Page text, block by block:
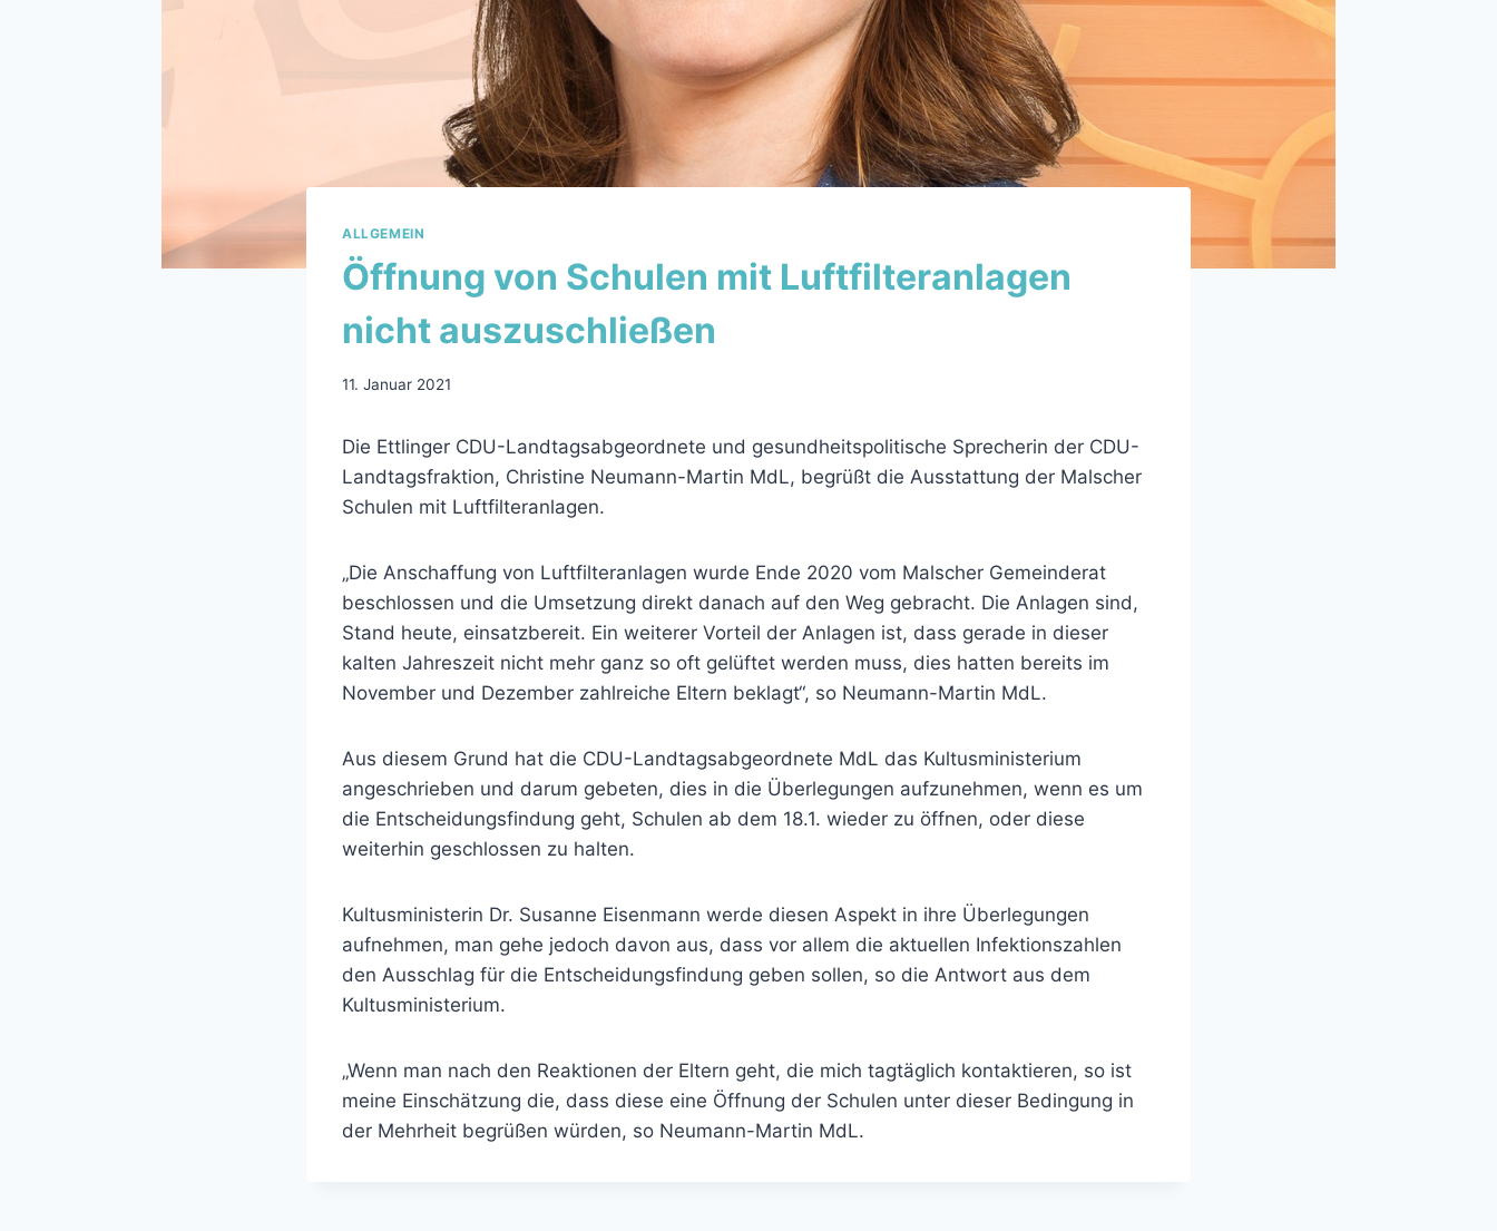
ALLGEMEIN
Öffnung von Schulen mit Luftfilteranlagen
nicht auszuschließen
11. Januar 2021
Die Ettlinger CDU-Landtagsabgeordnete und gesundheitspolitische Sprecherin der CDU-
Landtagsfraktion, Christine Neumann-Martin MdL, begrüßt die Ausstattung der Malscher
Schulen mit Luftfilteranlagen.
„Die Anschaffung von Luftfilteranlagen wurde Ende 2020 vom Malscher Gemeinderat
beschlossen und die Umsetzung direkt danach auf den Weg gebracht. Die Anlagen sind,
Stand heute, einsatzbereit. Ein weiterer Vorteil der Anlagen ist, dass gerade in dieser
kalten Jahreszeit nicht mehr ganz so oft gelüftet werden muss, dies hatten bereits im
November und Dezember zahlreiche Eltern beklagt“, so Neumann-Martin MdL.
Aus diesem Grund hat die CDU-Landtagsabgeordnete MdL das Kultusministerium
angeschrieben und darum gebeten, dies in die Überlegungen aufzunehmen, wenn es um
die Entscheidungsfindung geht, Schulen ab dem 18.1. wieder zu öffnen, oder diese
weiterhin geschlossen zu halten.
Kultusministerin Dr. Susanne Eisenmann werde diesen Aspekt in ihre Überlegungen
aufnehmen, man gehe jedoch davon aus, dass vor allem die aktuellen Infektionszahlen
den Ausschlag für die Entscheidungsfindung geben sollen, so die Antwort aus dem
Kultusministerium.
„Wenn man nach den Reaktionen der Eltern geht, die mich tagtäglich kontaktieren, so ist
meine Einschätzung die, dass diese eine Öffnung der Schulen unter dieser Bedingung in
der Mehrheit begrüßen würden, so Neumann-Martin MdL.